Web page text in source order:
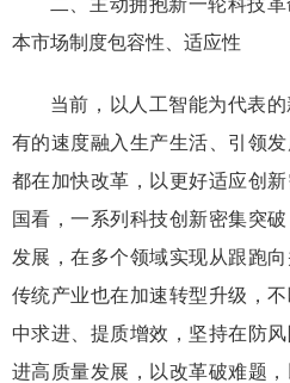
二、主动拥抱新一轮科技
本市场制度包容性、适应性
当前，以人工智能为代表
有的速度融入生产生活、引领
都在加快改革， 以更好适应创
国看，一系列科技创新密集突
发展 ，在多个领域实现从跟跑
传统产业也在加速转型升级，不
中求进、提质增效，坚持在防
进高质量发展，以改革破难题